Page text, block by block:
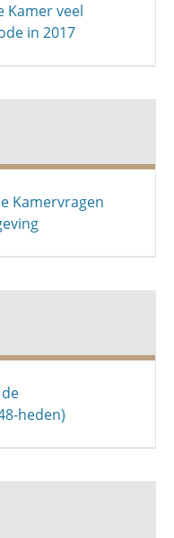
Kamer veel
in 2017
Kamervragen
heden)